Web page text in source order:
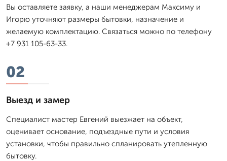
Вы оставляете заявку, а наши менеджерам Максиму и
Игорю уточняют размеры бытовки, назначение и
желаемую комплектацию. Связаться можно по телефону
+7 931 105-63-33.
02
Выезд и замер
Специалист мастер Евгений выезжает на объект,
оценивает основание, подъездные пути и условия
установки, чтобы правильно спланировать утепленную
бытовку.